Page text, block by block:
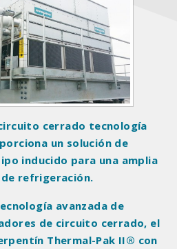
cerrado tecnología
un solución de
inducido para una amplia
de refrigeración.
avanzada de
de circuito cerrado, el
Thermal-Pak II® con